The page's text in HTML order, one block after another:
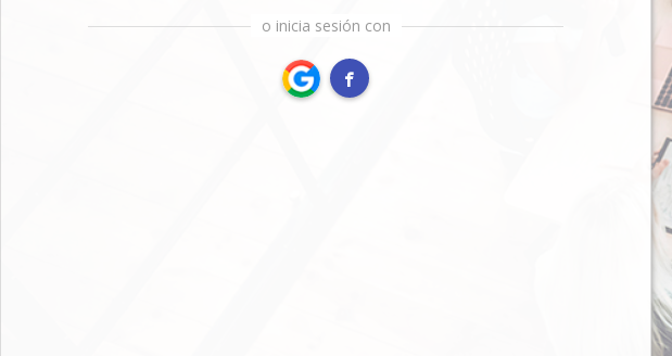
o inicia sesión con